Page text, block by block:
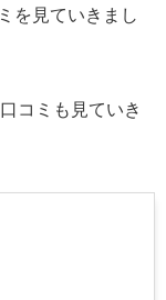
を見ていきまし
コミも見ていき